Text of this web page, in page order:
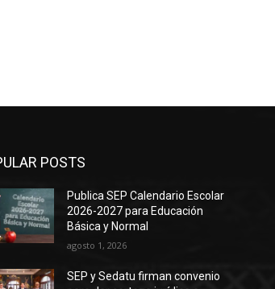
POSTS
Publica SEP Calendario Escolar
2026-2027 para Educación
Básica y Normal
agosto 1, 2026
SEP y Sedatu firman convenio